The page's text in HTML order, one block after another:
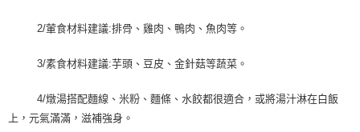
2/葷食材料建議:排骨、雞肉、鴨肉、魚肉等。
3/素食材料建議:芋頭、豆皮、金針菇等蔬菜。
4/燉湯搭配麵線、米粉、麵條、水餃都很適合，或將湯汁淋在白飯
上，元氣滿滿，滋補強身。